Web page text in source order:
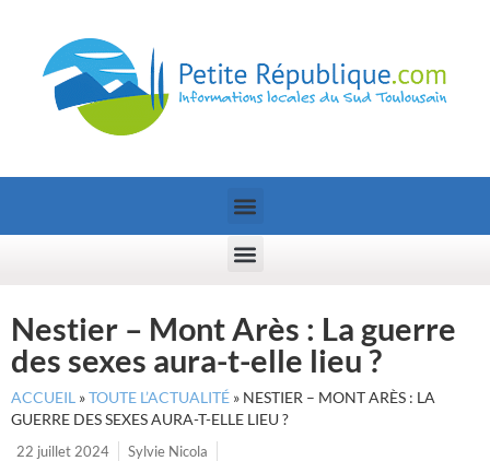
Nestier – Mont Arès : La guerre
des sexes aura-t-elle lieu ?
ACCUEIL »TOUTE L’ACTUALITÉ » NESTIER – MONT ARÈS : LA
GUERRE DES SEXES AURA-T-ELLE LIEU ?
22 juillet 2024
Sylvie Nicola